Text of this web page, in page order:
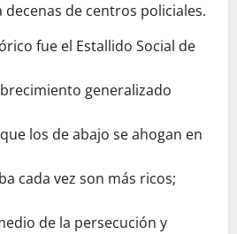
de centros policiales.
fue el Estallido Social de
generalizado
los de abajo se ahogan en
cada vez son más ricos;
de la persecución y